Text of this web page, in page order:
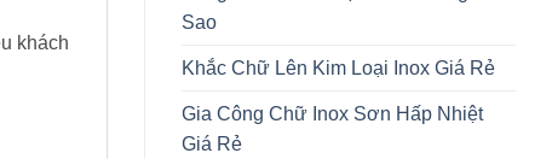
Sao
Khắc Chữ Lên Kim Loại Inox Giá Rẻ
Gia Công Chữ Inox Sơn Hấp Nhiệt
Giá Rẻ
khách